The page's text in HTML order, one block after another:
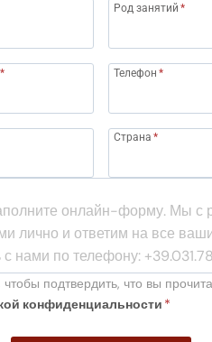
Род занятий *
* Телефон *
Страна *
подтвердить, что вы
конфиденциальности *